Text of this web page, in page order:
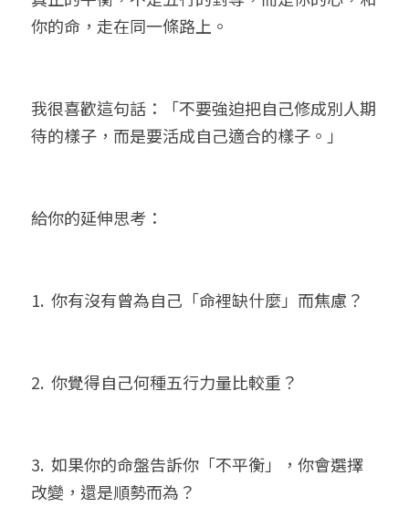
你的命，走在同一條路上。
我很喜歡這句話：「不要強迫把自己修成別人期
待的樣子，而是要活成自己適合的樣子。」
給你的延伸思考：
1.  你有沒有曾為自己「命裡缺什麼」而焦慮？
2.  你覺得自己何種五行力量比較重？
3.  如果你的命盤告訴你「不平衡」，你會選擇
改變，還是順勢而為？